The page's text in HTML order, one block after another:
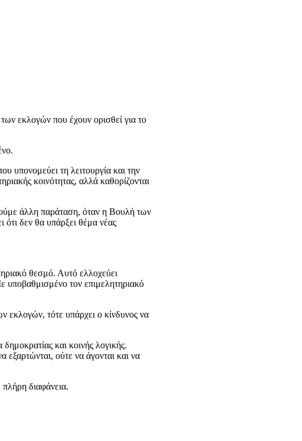
εκλογών που έχουν ορισθεί για το
υπονομεύει τη λειτουργία και την
κοινότητας, αλλά καθορίζονται
άλλη παράταση, όταν η Βουλή των
δεν θα υπάρξει θέμα νέας
θεσμό. Αυτό ελλοχεύει
υποβαθμισμένο τον επιμελητηριακό
εκλογών, τότε υπάρχει ο κίνδυνος να
και κοινής λογικής.
εξαρτώνται, ούτε να άγονται και να
πλήρη διαφάνεια.